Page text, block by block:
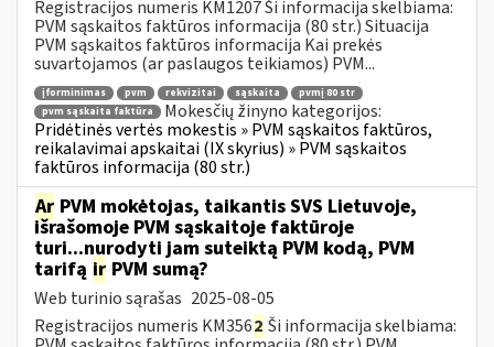
Registracijos numeris KM1207 Ši informacija skelbiama:
PVM sąskaitos faktūros informacija (80 str.) Situacija
PVM sąskaitos faktūros informacija Kai prekės
suvartojamos (ar paslaugos teikiamos) PVM...
įforminimas pvm rekvizitai sąskaita
pvmį 80 str
pvm sąskaita faktūra
Mokesčių žinyno kategorijos:
Pridėtinės vertės mokestis » PVM sąskaitos faktūros,
reikalavimai apskaitai (IX skyrius) » PVM sąskaitos
faktūros informacija (80 str.)
Ar PVM mokėtojas, taikantis SVS Lietuvoje,
išrašomoje PVM sąskaitoje faktūroje
turi...nurodyti jam suteiktą PVM kodą, PVM
tarifą ir PVM sumą?
Web turinio sąrašas 2025-08-05
Registracijos numeris KM3562 Ši informacija skelbiama: